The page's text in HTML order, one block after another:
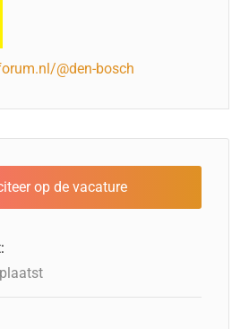
@den-bosch